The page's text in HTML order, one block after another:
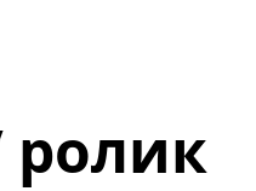
ролик